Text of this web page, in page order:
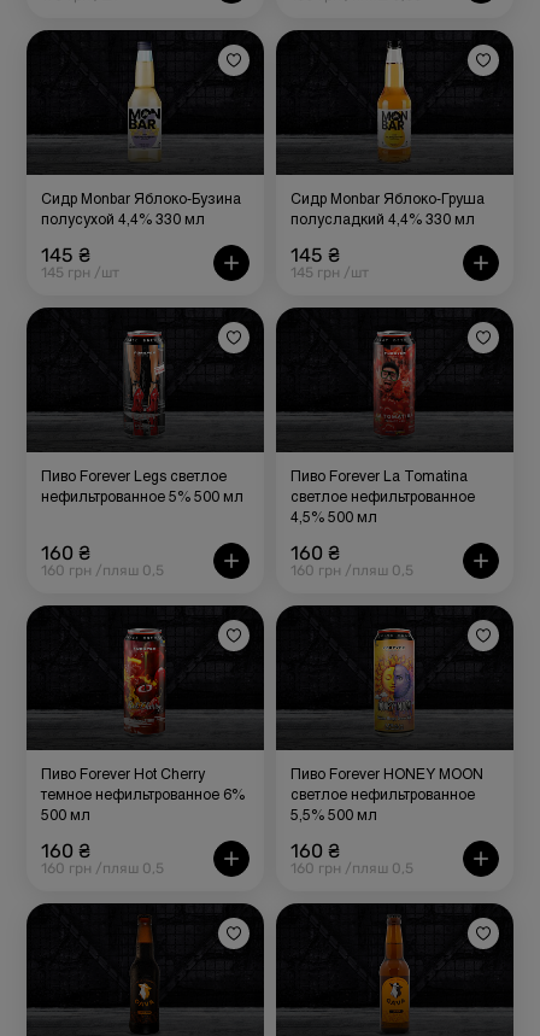
Сидр Monbar Яблоко-Бузина
полусухой 4,4% 330 мл
145 ₴
145 грн /шт
Сидр Monbar Яблоко-Груша
полусладкий 4,4% 330 мл
145 ₴
145 грн /шт
Пиво Forever Legs светлое
нефильтрованное 5% 500 мл
160 ₴
160 грн /пляш 0,5
Пиво Forever La Tomatina
светлое нефильтрованное
4,5% 500 мл
160 ₴
160 грн /пляш 0,5
Пиво Forever Hot Cherry
темное нефильтрованное 6%
500 мл
160 ₴
160 грн /пляш 0,5
Пиво Forever HONEY MOON
светлое нефильтрованное
5,5% 500 мл
160 ₴
160 грн /пляш 0,5